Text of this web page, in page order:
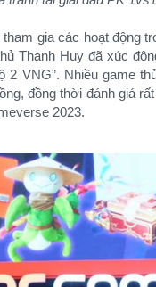
gia các hoạt động
Thanh Huy đã xúc
2 VNG”. Nhiều game
đồng thời đánh giá
2023.